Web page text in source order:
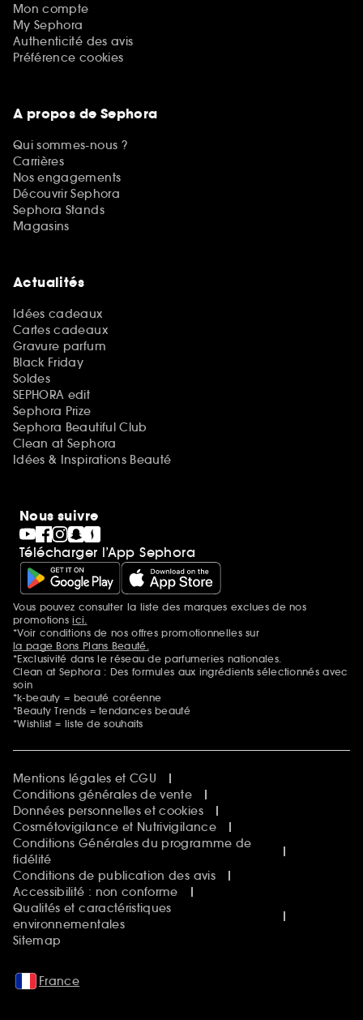
Mon compte
My Sephora
Authenticité des avis
Préférence cookies
A propos de Sephora
Qui sommes-nous ?
Carrières
Nos engagements
Découvrir Sephora
Sephora Stands
Magasins
Actualités
Idées cadeaux
Cartes cadeaux
Gravure parfum
Black Friday
Soldes
SEPHORA edit
Sephora Prize
Sephora Beautiful Club
Clean at Sephora
Idées & Inspirations Beauté
Nous suivre
Télécharger l’App Sephora
Mentions additionnelles
Vous pouvez consulter la liste des marques exclues de nos
promotionsici.
*Voir conditions de nos offres promotionnelles sur
la page Bons Plans Beauté.
*Exclusivité dans le réseau de parfumeries nationales.
Clean at Sephora : Des formules aux ingrédients sélectionnés avec
soin
*k-beauty = beauté coréenne
*Beauty Trends = tendances beauté
*Wishlist = liste de souhaits
Mentions légales et CGU
Conditions générales de vente
Données personnelles et cookies
Cosmétovigilance et Nutrivigilance
Conditions Générales du programme de
fidélité
Conditions de publication des avis
Accessibilité : non conforme
Qualités et caractéristiques
environnementales
Sitemap
France